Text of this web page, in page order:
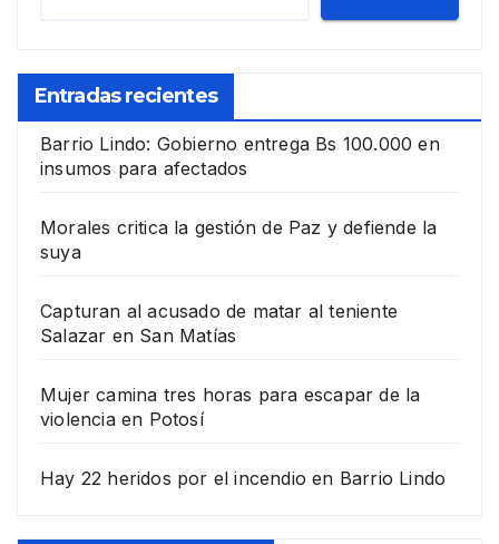
Entradas recientes
Barrio Lindo: Gobierno entrega Bs 100.000 en
insumos para afectados
Morales critica la gestión de Paz y defiende la
suya
Capturan al acusado de matar al teniente
Salazar en San Matías
Mujer camina tres horas para escapar de la
violencia en Potosí
Hay 22 heridos por el incendio en Barrio Lindo